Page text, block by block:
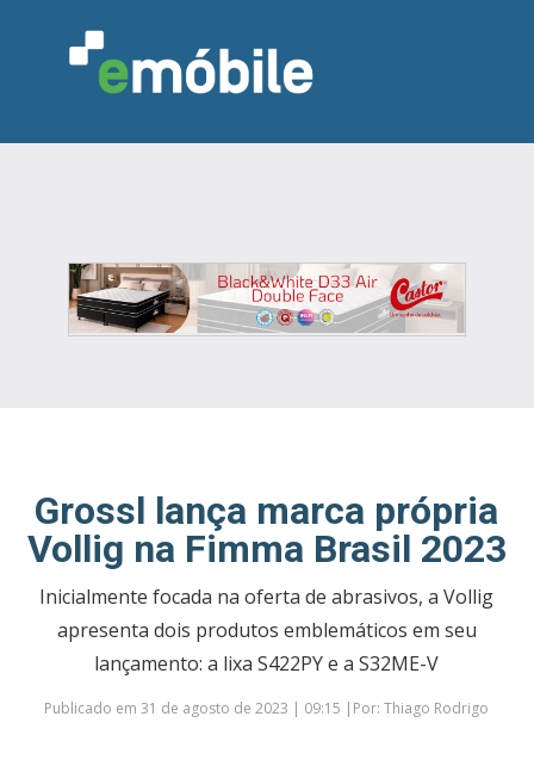
INDÚSTRIA MARCENARIA
DESIGN & DECORAÇÃO
INDICADORES
FEIRAS NOTÍCIAS
Grossl lança marca própria
Vollig na Fimma Brasil 2023
Inicialmente focada na oferta de abrasivos, a Vollig
apresenta dois produtos emblemáticos em seu
lançamento: a lixa S422PY e a S32ME-V
Publicado em 31 de agosto de 2023 | 09:15 |Por: Thiago Rodrigo